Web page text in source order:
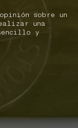
sobre un
una
y